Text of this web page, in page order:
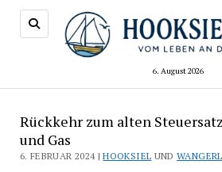
6. August 2026
Rückkehr zum alten
und Gas
6. FEBRUAR 2024 |HOOKSIEL UND